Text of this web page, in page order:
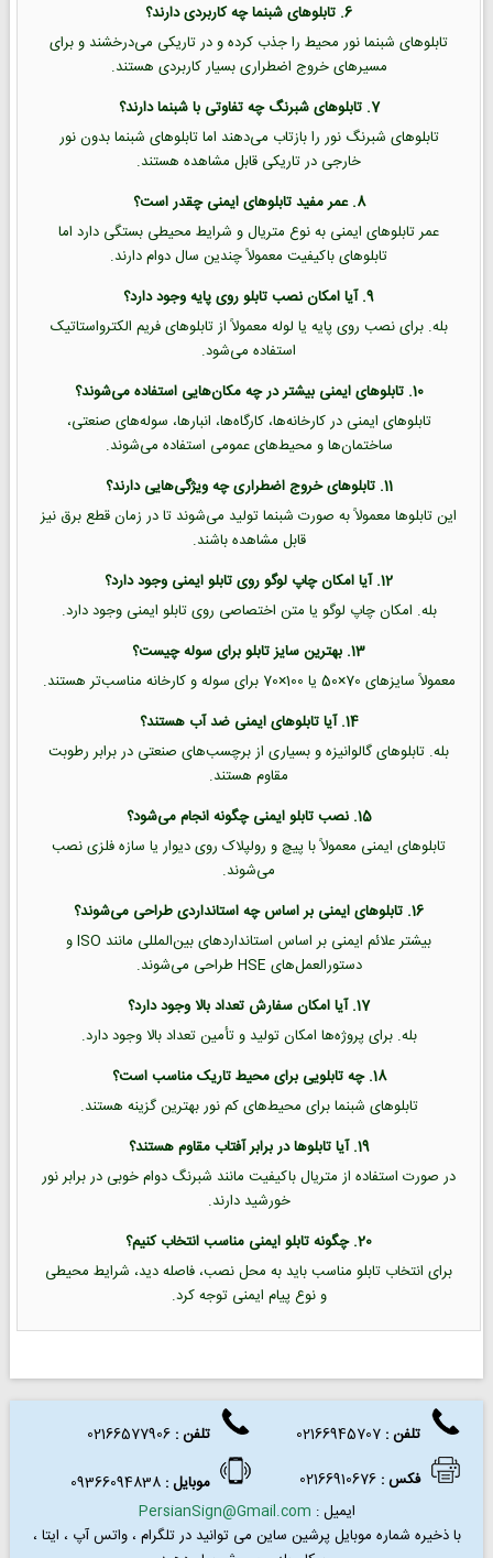
6. تابلوهای شبنما چه کاربردی دارند؟
تابلوهای شبنما نور محیط را جذب کرده و در تاریکی می‌درخشند و برای
مسیرهای خروج اضطراری بسیار کاربردی هستند.
7. تابلوهای شبرنگ چه تفاوتی با شبنما دارند؟
تابلوهای شبرنگ نور را بازتاب می‌دهند اما تابلوهای شبنما بدون نور
خارجی در تاریکی قابل مشاهده هستند.
8. عمر مفید تابلوهای ایمنی چقدر است؟
عمر تابلوهای ایمنی به نوع متریال و شرایط محیطی بستگی دارد اما
تابلوهای باکیفیت معمولاً چندین سال دوام دارند.
9. آیا امکان نصب تابلو روی پایه وجود دارد؟
بله. برای نصب روی پایه یا لوله معمولاً از تابلوهای فریم الکترواستاتیک
استفاده می‌شود.
10. تابلوهای ایمنی بیشتر در چه مکان‌هایی استفاده می‌شوند؟
تابلوهای ایمنی در کارخانه‌ها، کارگاه‌ها، انبارها، سوله‌های صنعتی،
ساختمان‌ها و محیط‌های عمومی استفاده می‌شوند.
11. تابلوهای خروج اضطراری چه ویژگی‌هایی دارند؟
این تابلوها معمولاً به صورت شبنما تولید می‌شوند تا در زمان قطع برق نیز
قابل مشاهده باشند.
12. آیا امکان چاپ لوگو روی تابلو ایمنی وجود دارد؟
بله. امکان چاپ لوگو یا متن اختصاصی روی تابلو ایمنی وجود دارد.
13. بهترین سایز تابلو برای سوله چیست؟
معمولاً سایزهای 70×50 یا 100×70 برای سوله و کارخانه مناسب‌تر هستند.
14. آیا تابلوهای ایمنی ضد آب هستند؟
بله. تابلوهای گالوانیزه و بسیاری از برچسب‌های صنعتی در برابر رطوبت
مقاوم هستند.
15. نصب تابلو ایمنی چگونه انجام می‌شود؟
تابلوهای ایمنی معمولاً با پیچ و رولپلاک روی دیوار یا سازه فلزی نصب
می‌شوند.
16. تابلوهای ایمنی بر اساس چه استانداردی طراحی می‌شوند؟
بیشتر علائم ایمنی بر اساس استانداردهای بین‌المللی مانند ISO و
دستورالعمل‌های HSE طراحی می‌شوند.
17. آیا امکان سفارش تعداد بالا وجود دارد؟
بله. برای پروژه‌ها امکان تولید و تأمین تعداد بالا وجود دارد.
18. چه تابلویی برای محیط تاریک مناسب است؟
تابلوهای شبنما برای محیط‌های کم نور بهترین گزینه هستند.
19. آیا تابلوها در برابر آفتاب مقاوم هستند؟
در صورت استفاده از متریال باکیفیت مانند شبرنگ دوام خوبی در برابر نور
خورشید دارند.
20. چگونه تابلو ایمنی مناسب انتخاب کنیم؟
برای انتخاب تابلو مناسب باید به محل نصب، فاصله دید، شرایط محیطی
و نوع پیام ایمنی توجه کرد.
تلفن : تلفن:
02166577906
فکس:
02166910676 موبایل :
ایمیل : PersianSign@Gmail.com
با ذخیره شماره موبایل پرشین ساین می توانید درتلگرام ، واتس آپ ، ایتا ،